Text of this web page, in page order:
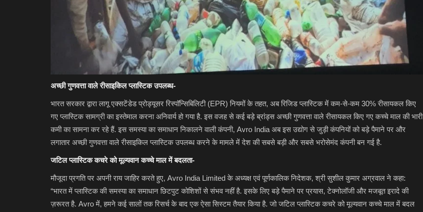
अच्छी गुणवत्ता वाले रीसाइकिल प्लास्टिक उपलब्ध-
भारत सरकार द्वारा लागू एक्सटेंडेड प्रोड्यूसर रिस्पॉन्सिबिलिटी (EPR) नियमों के तहत, अब रिजिड प्लास्टिक में कम-से-कम 30% रीसायकल किए
गए प्लास्टिक सामग्री का इस्तेमाल करना अनिवार्य हो गया है. इस वजह से कई बड़े ब्रांड्स अच्छी गुणवत्ता वाले रीसायकल किए गए कच्चे माल की भारी
कमी का सामना कर रहे हैं. इस समस्या का समाधान निकालने वाली कंपनी, Avro India अब इस उद्योग से जुड़ी कंपनियों को बड़े पैमाने पर और
लगातार अच्छी गुणवत्ता वाले रीसाइकिल प्लास्टिक उपलब्ध करने के मामले में देश की सबसे बड़ी और सबसे भरोसेमंद कंपनी बन गई है.
जटिल प्लास्टिक कचरे को मूल्यवान कच्चे माल में बदलता-
मौजूदा प्रगति पर अपनी राय जाहिर करते हुए, Avro India Limited के अध्यक्ष एवं पूर्णकालिक निदेशक, श्री सुशील कुमार अग्रवाल ने कहा:
“भारत में प्लास्टिक की समस्या का समाधान छिटपुट कोशिशों से संभव नहीं है. इसके लिए बड़े पैमाने पर प्रयास, टेक्नोलॉजी और मजबूत इरादे की
ज़रूरत है. Avro में, हमने कई सालों तक रिसर्च के बाद एक ऐसा सिस्टम तैयार किया है. जो जटिल प्लास्टिक कचरे को मूल्यवान कच्चे माल में बदल